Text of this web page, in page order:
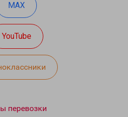
MAX
YouTube
перевозки